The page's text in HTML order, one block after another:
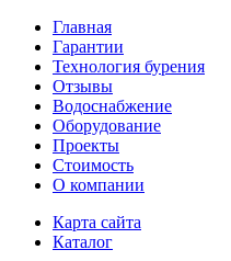
Главная
Гарантии
Технология бурения
Отзывы
Водоснабжение
Оборудование
Проекты
Стоимость
О компании
Карта сайта
Каталог